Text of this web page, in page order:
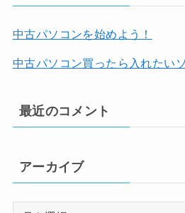
中古パソコンを始めよう！
中古パソコン買ったら入れたい
最近のコメント
アーカイブ